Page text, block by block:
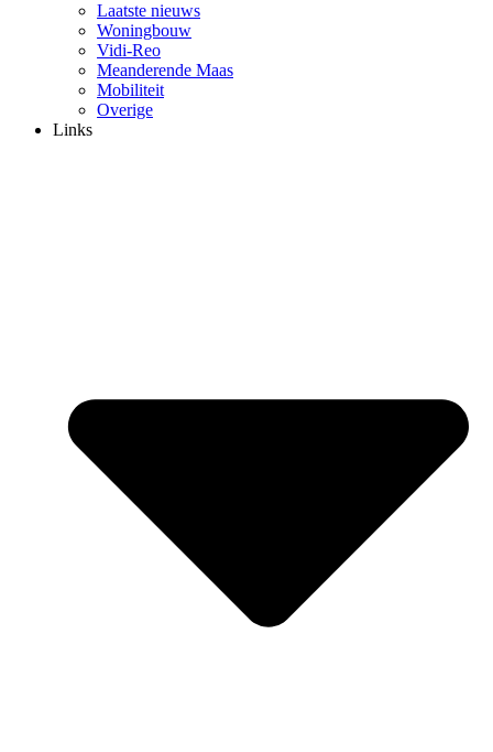
Laatste nieuws
Woningbouw
Vidi-Reo
Meanderende Maas
Mobiliteit
Overige
Links